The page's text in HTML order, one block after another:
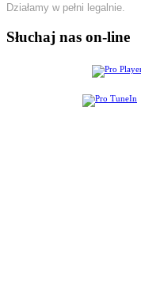
Działamy w pełni legalnie.
Słuchaj nas on-line